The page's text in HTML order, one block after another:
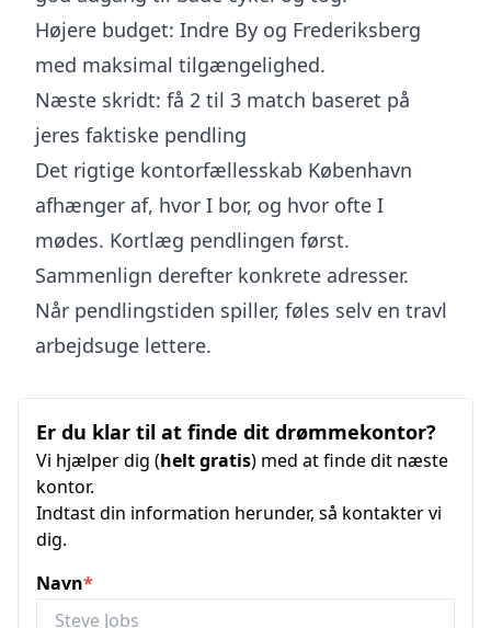
Højere budget: Indre By og Frederiksberg
med maksimal tilgængelighed.
Næste skridt: få 2 til 3 match baseret på
jeres faktiske pendling
Det rigtige kontorfællesskab København
afhænger af, hvor I bor, og hvor ofte I
mødes. Kortlæg pendlingen først.
Sammenlign derefter konkrete adresser.
Når pendlingstiden spiller, føles selv en travl
arbejdsuge lettere.
Er du klar til at finde dit drømmekontor?
Vi hjælper dig (helt gratis) med at finde dit næste
kontor.
Indtast din information herunder, så kontakter vi
dig.
Navn*